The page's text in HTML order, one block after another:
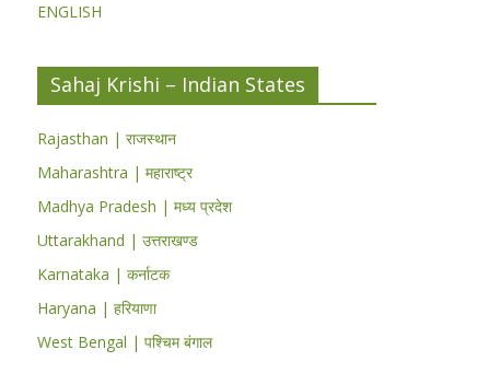
ENGLISH
Sahaj Krishi – Indian States
Rajasthan | राजस्थान
Maharashtra | महाराष्ट्र
Madhya Pradesh | मध्य प्रदेश
Uttarakhand | उत्तराखण्ड
Karnataka | कर्नाटक
Haryana | हरियाणा
West Bengal | पश्चिम बंगाल